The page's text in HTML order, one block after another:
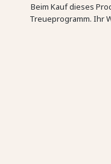
Beim Kauf dieses
Treueprogramm. Ihr